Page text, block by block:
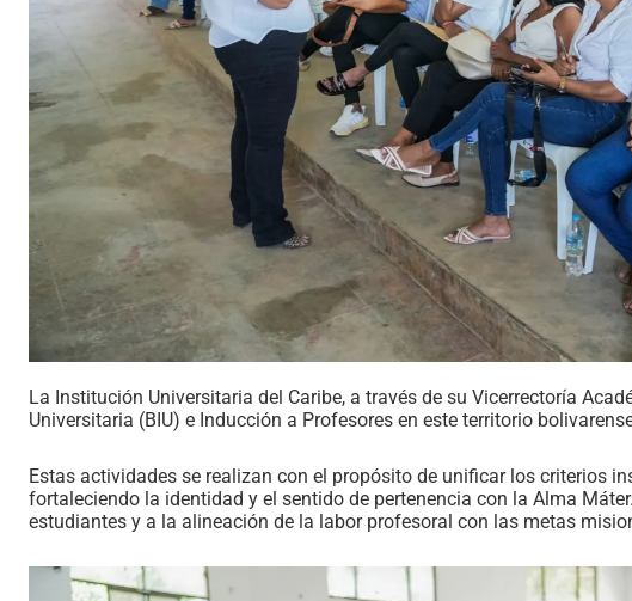
La Institución Universitaria del Caribe, a través de su Vicerrectoría
Universitaria (BIU) e Inducción a Profesores en este territorio
Estas actividades se realizan con el propósito de unificar los criterios
fortaleciendo la identidad y el sentido de pertenencia con la Alma
estudiantes y a la alineación de la labor profesoral con las metas